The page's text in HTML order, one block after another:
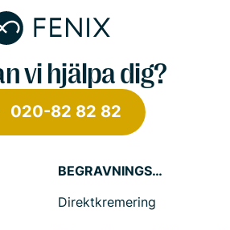
vi hjälpa dig?
020-82 82 82
BEGRAVNINGSTJÄNSTER
Direktkremering